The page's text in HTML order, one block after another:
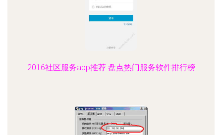
2016社区服务app推荐 盘点热门服务软件排行榜